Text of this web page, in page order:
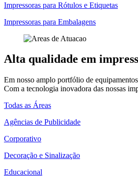
Impressoras para Rótulos e Etiquetas
Impressoras para Embalagens
Alta qualidade em
Em nosso amplo portfólio de
Com a tecnologia inovadora das nossas
Todas as Áreas
Agências de Publicidade
Corporativo
Decoração e Sinalização
Educacional